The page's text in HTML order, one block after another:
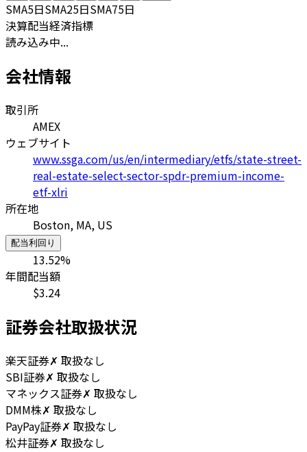
SMA5日SMA25日SMA75日
決算配当経済指標
読み込み中...
会社情報
取引所
AMEX
ウェブサイト
www.ssga.com/us/en/intermediary/etfs/state-street-
real-estate-select-sector-spdr-premium-income-
etf-xlri
所在地
Boston, MA, US
配当利回り
13.52%
年間配当額
$3.24
証券会社取扱状況
楽天証券✗ 取扱なし
SBI証券✗ 取扱なし
マネックス証券✗ 取扱なし
DMM株✗ 取扱なし
PayPay証券✗ 取扱なし
松井証券✗ 取扱なし